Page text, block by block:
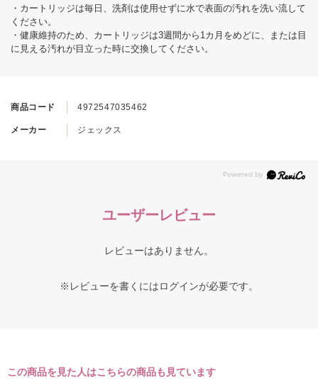
商品コード 4972547035462
メーカー ジェックス
・カートリッジは毎日、洗剤は使用せずに水で表面の汚れを洗い流して
ください。
・健康維持のため、カートリッジは3週間から1カ月をめどに、または目
に見える汚れが目立った時に交換してください。
ユーザーレビュー
レビューはありません。
※レビューを書くにはログインが必要です。
この商品を見た人はこちらの商品も見ています